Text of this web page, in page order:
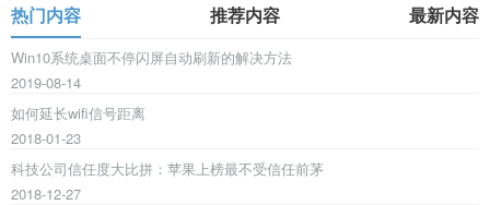
热门内容 推荐内容 最新内容
Win10系统桌面不停闪屏自动刷新的解决方法
2019-08-14
如何延长wifi信号距离
2018-01-23
科技公司信任度大比拼：苹果上榜最不受信任前茅
2018-12-27